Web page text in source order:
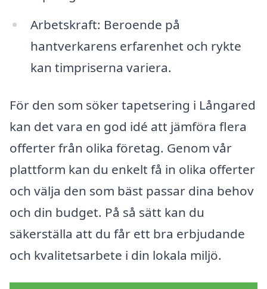
Arbetskraft: Beroende på
hantverkarens erfarenhet och rykte
kan timpriserna variera.
För den som söker tapetsering i Långared
kan det vara en god idé att jämföra flera
offerter från olika företag. Genom vår
plattform kan du enkelt få in olika offerter
och välja den som bäst passar dina behov
och din budget. På så sätt kan du
säkerställa att du får ett bra erbjudande
och kvalitetsarbete i din lokala miljö.